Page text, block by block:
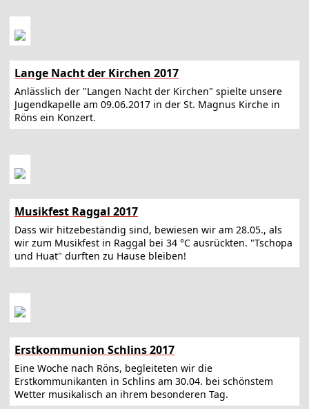
Lange Nacht der Kirchen 2017
Anlässlich der "Langen Nacht der Kirchen" spielte unsere
Jugendkapelle am 09.06.2017 in der St. Magnus Kirche in
Röns ein Konzert.
Musikfest Raggal 2017
Dass wir hitzebeständig sind, bewiesen wir am 28.05., als
wir zum Musikfest in Raggal bei 34 °C ausrückten. "Tschopa
und Huat" durften zu Hause bleiben!
Erstkommunion Schlins 2017
Eine Woche nach Röns, begleiteten wir die
Erstkommunikanten in Schlins am 30.04. bei schönstem
Wetter musikalisch an ihrem besonderen Tag.